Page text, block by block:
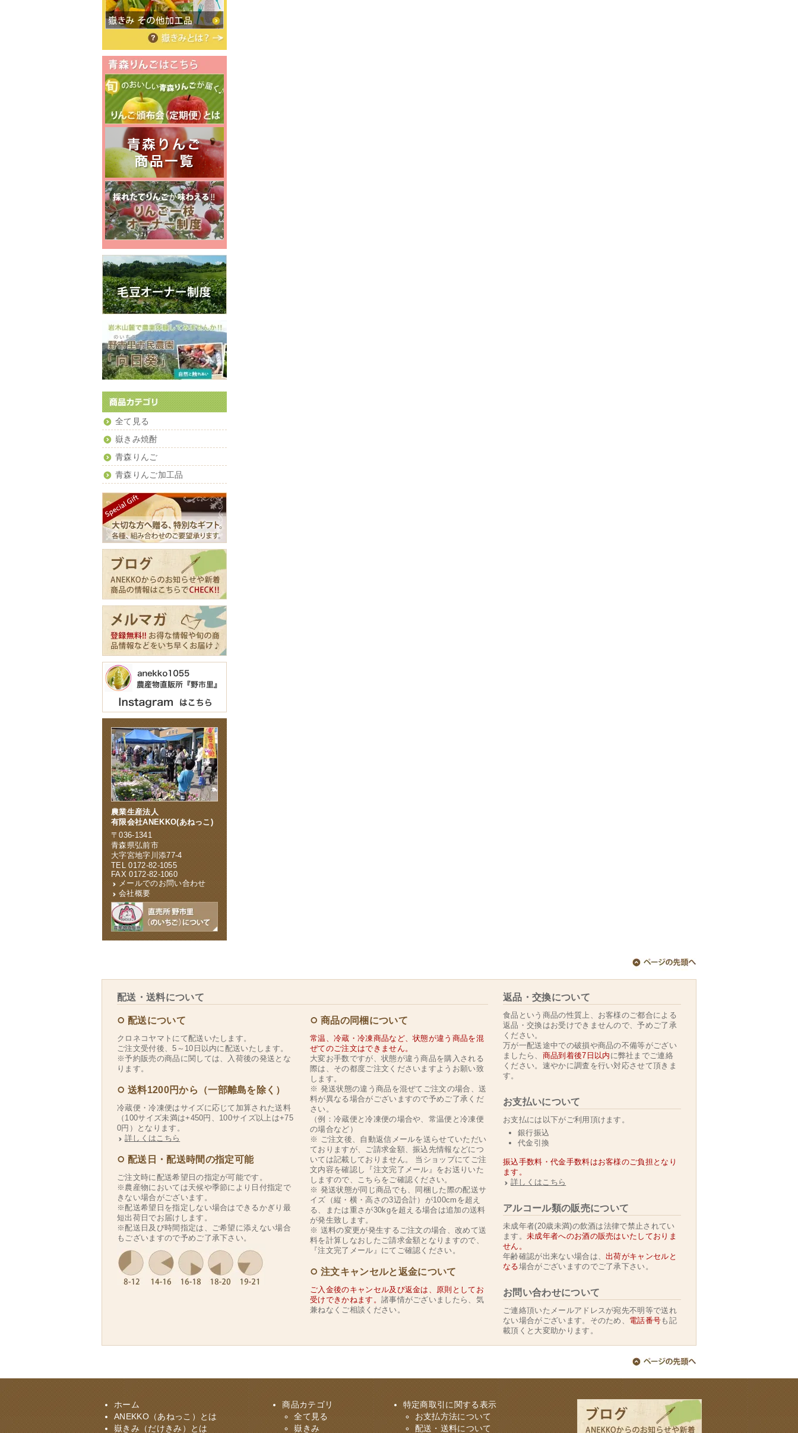
全て見る
嶽きみ焼酎
青森りんご
青森りんご加工品
農業生産法人
有限会社ANEKKO(あねっこ)
〒036-1341
青森県弘前市
大字宮地字川添77-4
TEL 0172-82-1055
FAX 0172-82-1060
メールでのお問い合わせ
会社概要
配送・送料について
配送について
クロネコヤマトにて配送いたします。
ご注文受付後、5～10日以内に配送いたします。
※予約販売の商品に関しては、入荷後の発送とな
ります。
送料1200円から（一部離島を除く）
冷蔵便・冷凍便はサイズに応じて加算された送料
（100サイズ未満は+450円、100サイズ以上は+75
0円）となります。
詳しくはこちら
配送日・配送時間の指定可能
ご注文時に配送希望日の指定が可能です。
※農産物においては天候や季節により日付指定で
きない場合がございます。
※配送希望日を指定しない場合はできるかぎり最
短出荷日でお届けします。
※配送日及び時間指定は、ご希望に添えない場合
もございますので予めご了承下さい。
商品の同梱について
常温、冷蔵・冷凍商品など、状態が違う商品を混
ぜてのご注文はできません。
大変お手数ですが、状態が違う商品を購入される
際は、その都度ご注文くださいますようお願い致
します。
※ 発送状態の違う商品を混ぜてご注文の場合、送
料が異なる場合がございますので予めご了承くだ
さい。
（例：冷蔵便と冷凍便の場合や、常温便と冷凍便
の場合など）
※ ご注文後、自動返信メールを送らせていただい
ておりますが、ご請求金額、振込先情報などにつ
いては記載しておりません。 当ショップにてご注
文内容を確認し『注文完了メール』をお送りいた
しますので、こちらをご確認ください。
※ 発送状態が同じ商品でも、同梱した際の配送サ
イズ（縦・横・高さの3辺合計）が100cmを超え
る、または重さが30kgを超える場合は追加の送料
が発生致します。
※ 送料の変更が発生するご注文の場合、改めて送
料を計算しなおしたご請求金額となりますので、
『注文完了メール』にてご確認ください。
注文キャンセルと返金について
ご入金後のキャンセル及び返金は、原則としてお
受けできかねます。 諸事情がございましたら、気
兼ねなくご相談ください。
返品・交換について
食品という商品の性質上、お客様のご都合による
返品・交換はお受けできませんので、予めご了承
ください。
万が一配送途中での破損や商品の不備等がござい
ましたら、 商品到着後7日以内 に弊社までご連絡
ください。速やかに調査を行い対応させて頂きま
す。
お支払いについて
お支払には以下がご利用頂けます。
銀行振込
代金引換
振込手数料・代金手数料はお客様のご負担となり
ます。
詳しくはこちら
アルコール類の販売について
未成年者(20歳未満)の飲酒は法律で禁止されてい
ます。 未成年者へのお酒の販売はいたしておりま
せん。
年齢確認が出来ない場合は、出荷がキャンセルと
なる場合がございますのでご了承下さい。
お問い合わせについて
ご連絡頂いたメールアドレスが宛先不明等で送れ
ない場合がございます。そのため、 電話番号も記
載頂くと大変助かります。
ホーム
ANEKKO（あねっこ）とは
嶽きみ（だけきみ）とは
商品カテゴリ
全て見る
嶽きみ
特定商取引に関する表示
お支払方法について
配送・送料について